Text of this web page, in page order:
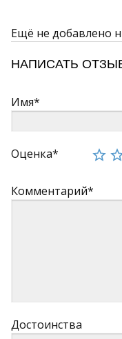
Ещё не добавлено
НАПИСАТЬ
Имя*
Оценка*
Комментарий*
Достоинства